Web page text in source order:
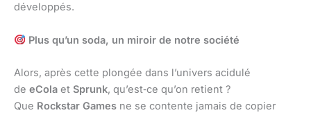
développés.
Plus qu’un soda, un miroir de notre société
Alors, après cette plongée dans l’univers acidulé
de eCola et Sprunk, qu’est‑ce qu’on retient ?
Que Rockstar Games ne se contente jamais de copier